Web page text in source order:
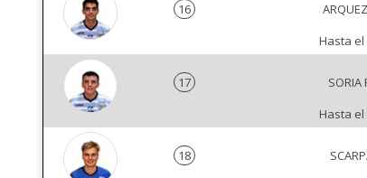
16
Hasta el
17
SORIA
Hasta el
18